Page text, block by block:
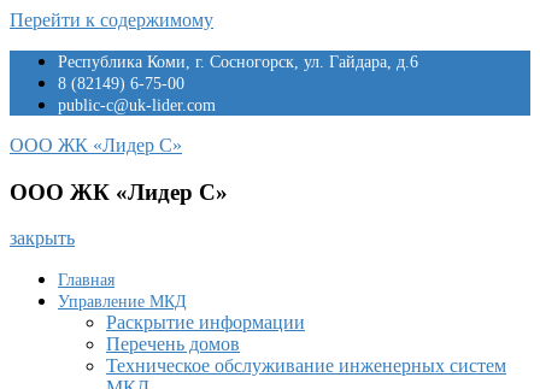
Перейти к содержимому
Республика Коми, г. Сосногорск, ул. Гайдара, д.6
8 (82149) 6-75-00
public-c@uk-lider.com
ООО ЖК «Лидер С»
ООО ЖК «Лидер С»
закрыть
Главная
Управление МКД
Раскрытие информации
Перечень домов
Техническое обслуживание инженерных систем